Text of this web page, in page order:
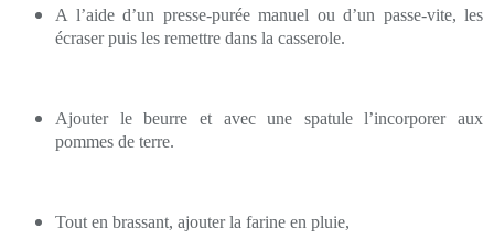
A l’aide d’un presse-purée manuel ou d’un passe-vite, les
écraser puis les remettre dans la casserole.
Ajouter le beurre et avec une spatule l’incorporer aux
pommes de terre.
Tout en brassant, ajouter la farine en pluie,